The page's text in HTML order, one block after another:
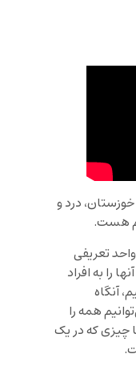
درد و
هست.
تعریفی
را به افراد
آنگاه
همه را
چیزی که در یک